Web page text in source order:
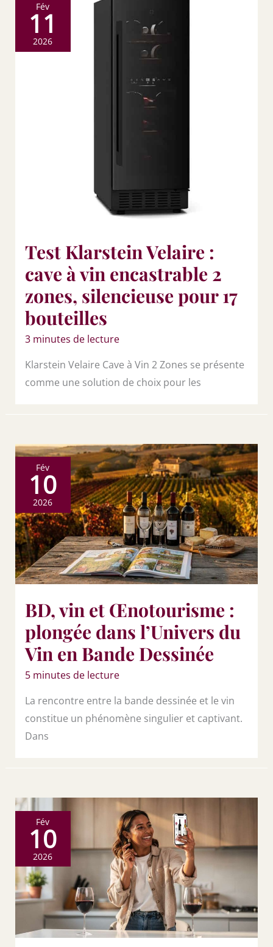
Fév
11
2026
Test Klarstein Velaire :
cave à vin encastrable 2
zones, silencieuse pour 17
bouteilles
3 minutes de lecture
Klarstein Velaire Cave à Vin 2 Zones se présente
comme une solution de choix pour les
Fév
10
2026
BD, vin et Œnotourisme :
plongée dans l’Univers du
Vin en Bande Dessinée
5 minutes de lecture
La rencontre entre la bande dessinée et le vin
constitue un phénomène singulier et captivant.
Dans
Fév
10
2026